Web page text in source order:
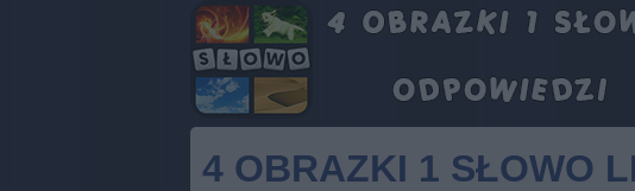
4 OBRAZKI 1 SŁOWO